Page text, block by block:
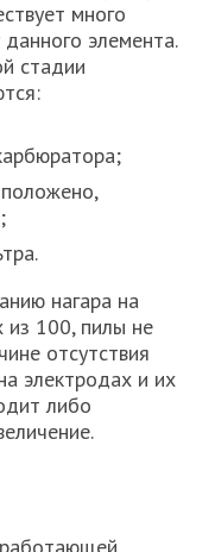
много
элемента.
стадии
нагара на
из 100, пилы не
отсутствия
электродах и их
либо